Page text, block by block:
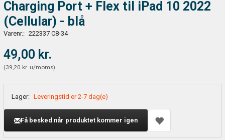
Charging Port + Flex til iPad 10 2022
(Cellular) - blå
Varenr.: 222337 C8-34
49,00 kr.
(39,20 kr. u/moms)
Lager: Leveringstid er 2-7 dag(e)
Få besked når produktet kommer igen